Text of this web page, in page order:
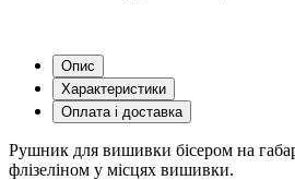
Опис
Характеристики
Оплата і доставка
Рушник для вишивки бісером на
флізеліном у місцях вишивки.